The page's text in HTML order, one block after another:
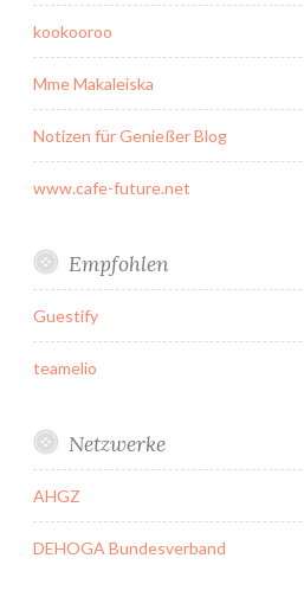
kookooroo
Mme Makaleiska
Notizen für Genießer Blog
www.cafe-future.net
Empfohlen
Guestify
teamelio
Netzwerke
AHGZ
DEHOGA Bundesverband